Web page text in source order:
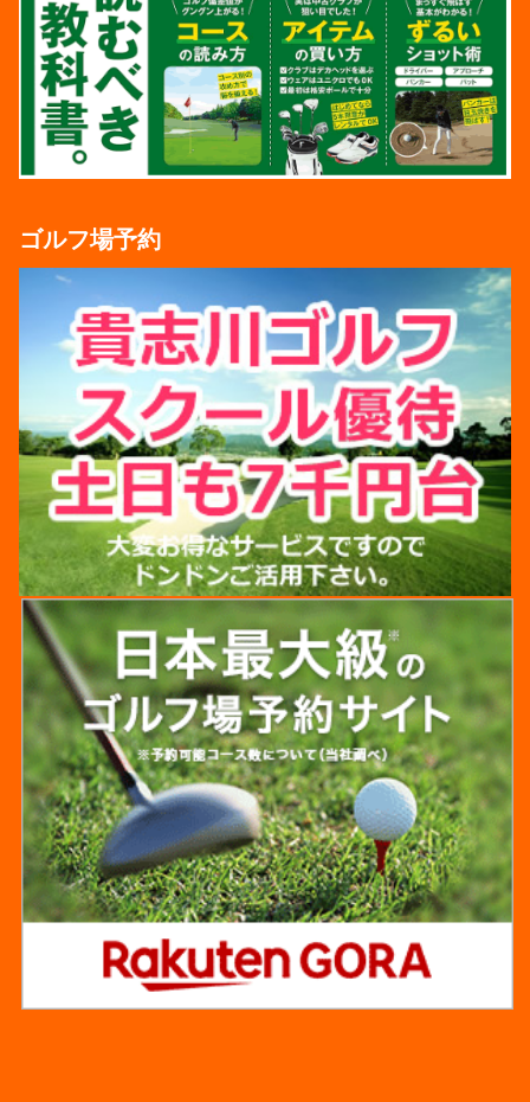
ゴルフ場予約